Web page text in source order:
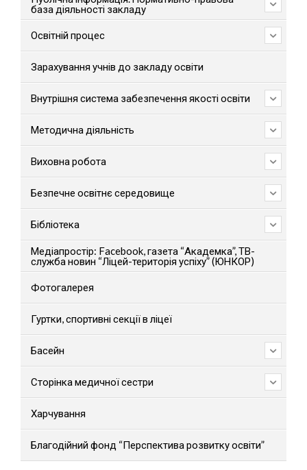
база діяльності закладу
Освітній процес
Зарахування учнів до закладу освіти
Внутрішня система забезпечення якості освіти
Методична діяльність
Виховна робота
Безпечне освітнє середовище
Бібліотека
Медіапростір: Facebook, газета “Академка”, ТВ-
служба новин “Ліцей-територія успіху” (ЮНКОР)
Фотогалерея
Гуртки, спортивні секції в ліцеї
Басейн
Сторінка медичної сестри
Харчування
Благодійний фонд “Перспектива розвитку освіти”